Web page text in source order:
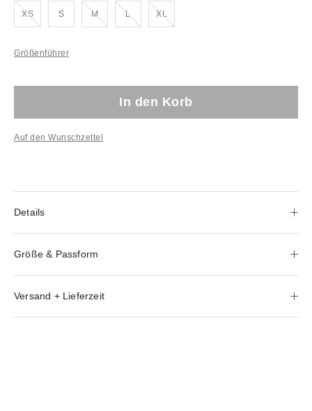
XSAusverkauft!
S MAusverkauft!
LAusverkauft!
XLAusverkauft!
Größenführer
In den Korb
Auf den Wunschzettel
Details
Größe & Passform
Versand + Lieferzeit